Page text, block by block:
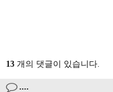
13 개의 댓글이 있습니다.
....